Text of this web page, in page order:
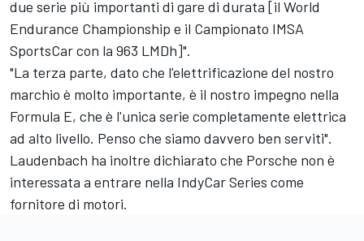
due serie più importanti di gare di durata [il World
Endurance Championship e il Campionato IMSA
SportsCar con la 963 LMDh]".
"La terza parte, dato che l'elettrificazione del nostro
marchio è molto importante, è il nostro impegno nella
Formula E, che è l'unica serie completamente elettrica
ad alto livello. Penso che siamo davvero ben serviti".
Laudenbach ha inoltre dichiarato che Porsche non è
interessata a entrare nella IndyCar Series come
fornitore di motori.